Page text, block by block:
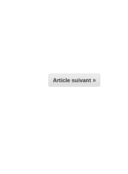
Article suivant »